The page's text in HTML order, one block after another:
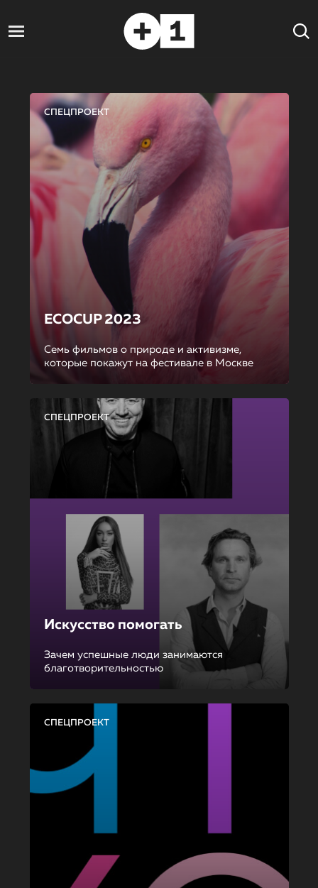
СПЕЦПРОЕКТ
ECOCUP 2023
Семь фильмов о природе и активизме,
которые покажут на фестивале в Москве
СПЕЦПРОЕКТ
Искусство помогать
Зачем успешные люди занимаются
благотворительностью
СПЕЦПРОЕКТ